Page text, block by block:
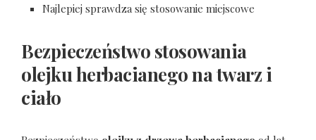
Najlepiej sprawdza się stosowanie miejscowe
Bezpieczeństwo stosowania
olejku herbacianego na twarz i
ciało